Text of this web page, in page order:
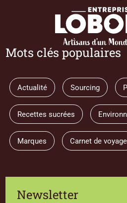
Mots clés populaires
Actualité Sourcing
Recettes sucrées
Marques Carnet de voyage
Newsletter